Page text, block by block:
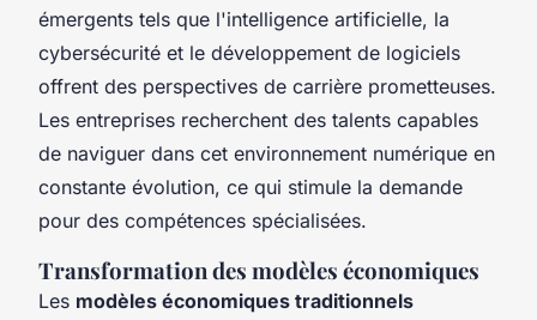
émergents tels que l'intelligence artificielle, la
cybersécurité et le développement de logiciels
offrent des perspectives de carrière prometteuses.
Les entreprises recherchent des talents capables
de naviguer dans cet environnement numérique en
constante évolution, ce qui stimule la demande
pour des compétences spécialisées.
Transformation des modèles économiques
Les modèles économiques traditionnels